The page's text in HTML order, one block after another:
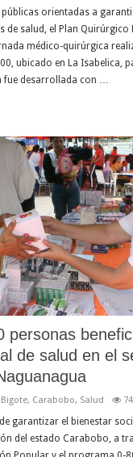
orientadas a
de salud, el Plan Quirúrgico
médico-quirúrgica
ubicado en La Isabelica,
fue desarrollada con …
personas
de salud en el
Bigote, Carabobo, Salud
garantizar el bienestar
del estado Carabobo, a